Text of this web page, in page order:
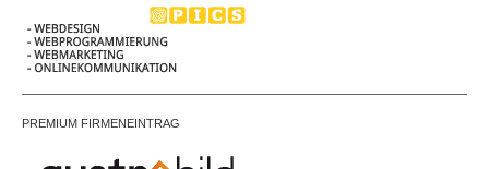
PREMIUM FIRMENEINTRAG